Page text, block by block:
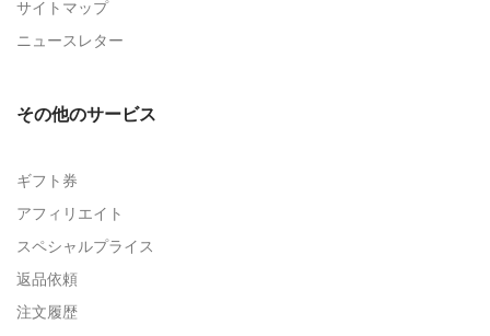
サイトマップ
ニュースレター
その他のサービス
ギフト券
アフィリエイト
スペシャルプライス
返品依頼
注文履歴